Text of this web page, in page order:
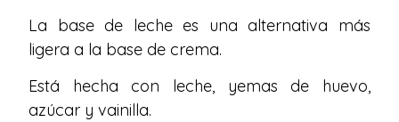
La base de leche es una alternativa más
ligera a la base de crema.
Está hecha con leche, yemas de huevo,
azúcar y vainilla.